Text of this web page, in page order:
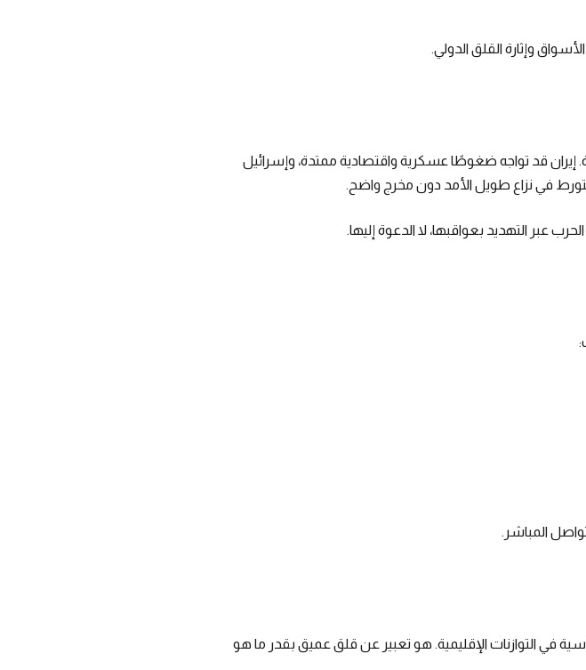
وإثارة القلق الدولي.
إيران قد تواجه ضغوطًا عسكرية واقتصادية ممتدة، وإسرائيل
في نزاع طويل الأمد دون مخرج واضح.
عبر التهديد بعواقبها، لا الدعوة إليها.
المباشر.
في التوازنات الإقليمية. هو تعبير عن قلق عميق بقدر ما هو